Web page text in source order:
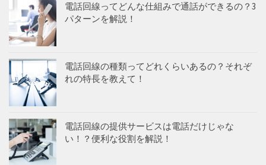
電話回線ってどんな仕組みで通話ができるの？3
パターンを解説！
電話回線の種類ってどれくらいあるの？それぞ
れの特長を教えて！
電話回線の提供サービスは電話だけじゃな
い！？便利な役割を解説！